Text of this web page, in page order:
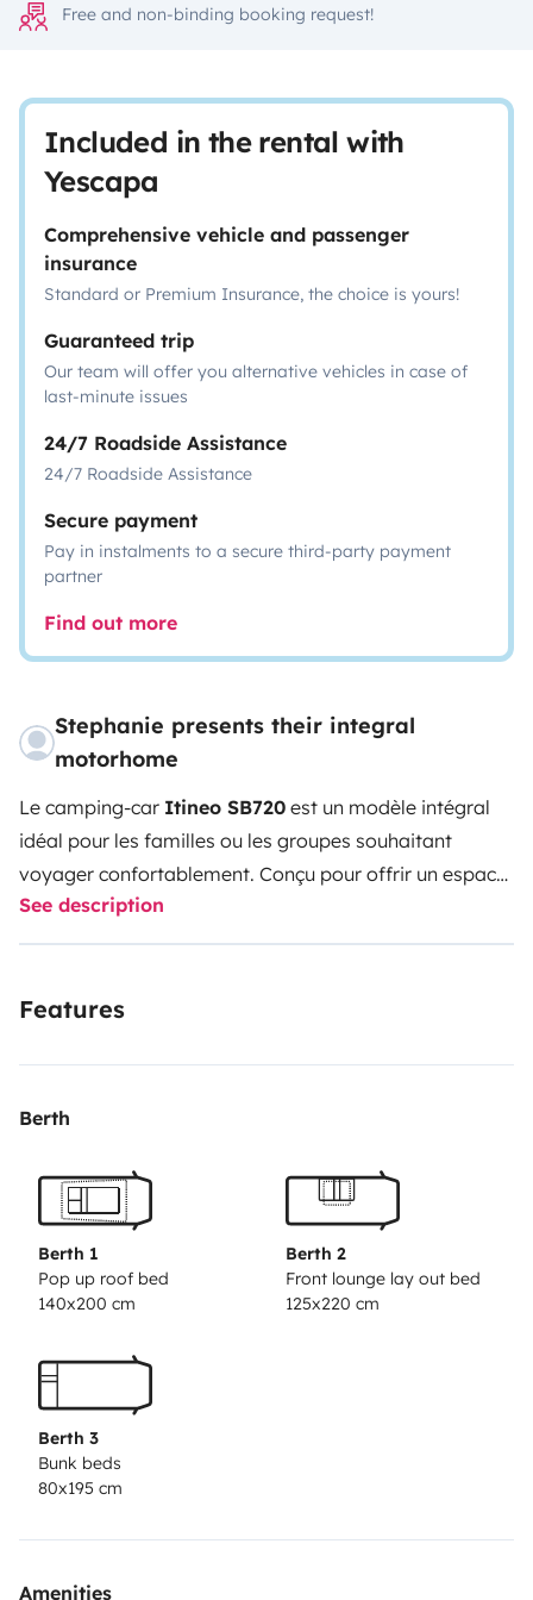
Free and non-binding booking request!
Included in the rental with
Yescapa
Comprehensive vehicle and passenger
insurance
Standard or Premium Insurance, the choice is yours!
Guaranteed trip
Our team will offer you alternative vehicles in case of
last-minute issues
24/7 Roadside Assistance
24/7 Roadside Assistance
Secure payment
Pay in instalments to a secure third-party payment
partner
Find out more
Stephanie presents their integral
motorhome
Le camping-car Itineo SB720 est un modèle intégral
idéal pour les familles ou les groupes souhaitant
voyager confortablement. Conçu pour offrir un espace
de vie optimisé et une bonne autonomie, il se distingue
par plusieurs points forts :✅Confort de vie6
central, un lit pavillon à l’avant, et deux lits superposés
d’intimité.
pratique pour un usage simultané.Cuisine
fonctionnelle
: équipée de nombreux rangements, d’un
grand réfrigérateur-congélateur, plaque de cuisson et
évier spacieux.✅ Espace optimisé Longueur maîtrisée
(7,2 m): offre un bon compromis entre habitabilité et
une bonne circulation à bord même pour les personnes
de grande taille.
penderie, soute spacieuse accessible de l’extérieur.
Conduite et autonomie
robuste.Climatisation cabineetrétroviseurs
See description
Features
Berth
Berth 1
Pop up roof bed
140x200 cm
Berth 2
Front lounge lay out bed
125x220 cm
Berth 3
Bunk beds
80x195 cm
Amenities